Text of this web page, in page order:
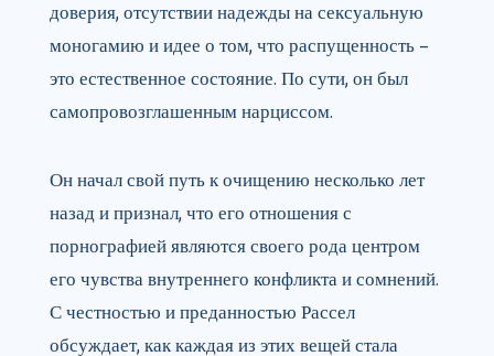
доверия, отсутствии надежды на сексуальную
моногамию и идее о том, что распущенность –
это естественное состояние. По сути, он был
самопровозглашенным нарциссом.
Он начал свой путь к очищению несколько лет
назад и признал, что его отношения с
порнографией являются своего рода центром
его чувства внутреннего конфликта и сомнений.
С честностью и преданностью Рассел
обсуждает, как каждая из этих вещей стала